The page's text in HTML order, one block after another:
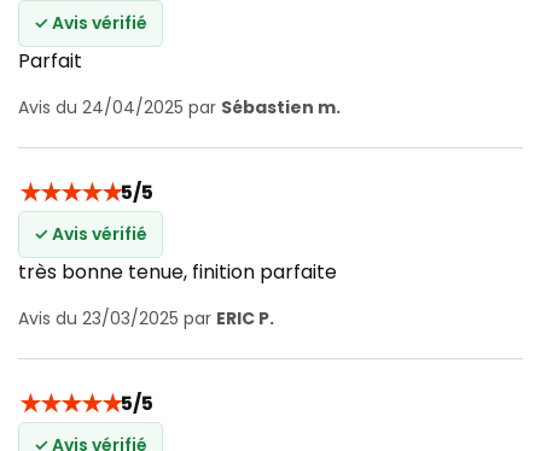
✓ Avis vérifié
Parfait
Avis du 24/04/2025 par Sébastien m.
★★★★★5/5
✓ Avis vérifié
très bonne tenue, finition parfaite
Avis du 23/03/2025 par ERIC P.
★★★★★5/5
✓ Avis vérifié